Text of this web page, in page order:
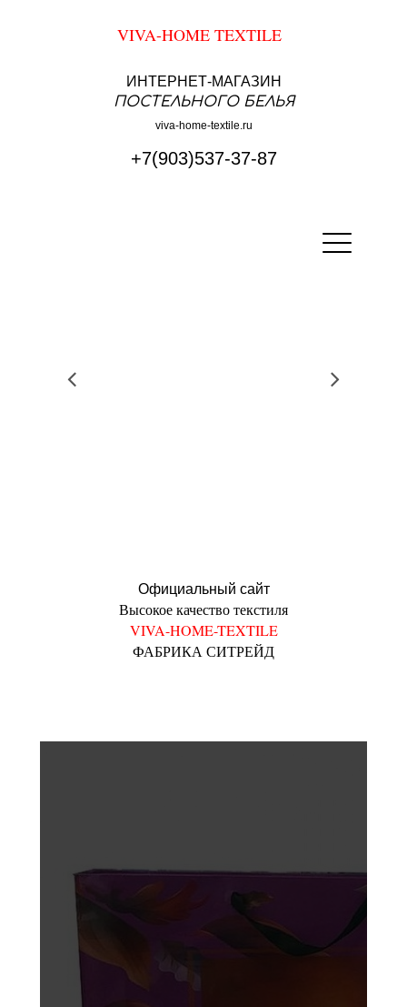
ИНТЕРНЕТ-МАГАЗИН
ПОСТЕЛЬНОГО БЕЛЬЯ
viva-home-textile.ru
VIVA-HOME TEXTILE
+7(903)537-37-87
Официальный сайт
Высокое качество текстиля
VIVA-HOME-TEXTILE
ФАБРИКА СИТРЕЙД